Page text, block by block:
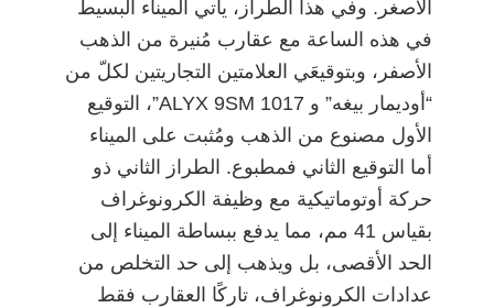
الأصغر. وفي هذا الطراز، يأتي الميناء البسيط
في هذه الساعة مع عقارب مُنيرة من الذهب
الأصفر، وبتوقيعَي العلامتين التجاريتين لكلّ من
“أوديمار بيغه” و 1017 ALYX 9SM”، التوقيع
الأول مصنوع من الذهب ومُثبت على الميناء
أما التوقيع الثاني فمطبوع. الطراز الثاني ذو
حركة أوتوماتيكية مع وظيفة الكرونوغراف
بقياس 41 مم، مما يدفع ببساطة الميناء إلى
الحد الأقصى، بل ويذهب إلى حد التخلص من
عدادات الكرونوغراف، تاركًا العقارب فقط